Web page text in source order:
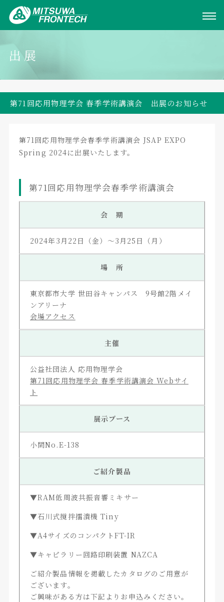
出展
第71回応用物理学会 春季学術講演会 出展のお知らせ
第71回応用物理学会春季学術講演会 JSAP EXPO
Spring 2024に出展いたします。
第71回応用物理学会春季学術講演会
会 期
2024年3月22日（金）～3月25日（月）
場 所
東京都市⼤学 世⽥⾕キャンパス 9号館2階メイ
ンアリーナ
会場アクセス
主催
公益社団法人 応用物理学会
第71回応用物理学会 春季学術講演会 Webサイ
ト
展示ブース
小間No.E-138
ご紹介製品
▼RAM低周波共振音響ミキサー
▼石川式撹拌擂潰機 Tiny
▼A4サイズのコンパクトFT-IR
▼キャピラリー回路印刷装置 NAZCA
ご紹介製品情報を掲載したカタログのご用意が
ございます。
ご興味がある方は下記よりお申込みください。